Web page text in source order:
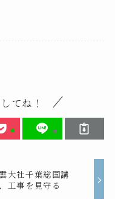
てね！
大社千葉総国講
工事を見守る